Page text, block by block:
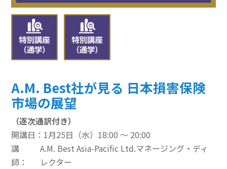
通信添削講座
損保講座通年コース
本科講座
上級講座
書籍
すべて表示 書籍
A.M. Best社が見る 日本損害保険
市場の展望
（逐次通訳付き）
開講日：1月25日（水）18:00 ～ 20:00
講
師：
A.M. Best Asia-Pacific Ltd.マネージング・ディ
レクター